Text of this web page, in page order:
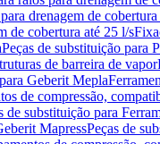
drenagem de
de cobertura até 25 l/s
Peças de substituição para
de barreira de vapor
Geberit Mepla
de compressão,
de substituição para
MapressPeças de